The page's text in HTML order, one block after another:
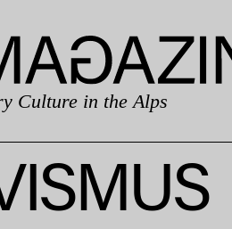
Culture in the Alps